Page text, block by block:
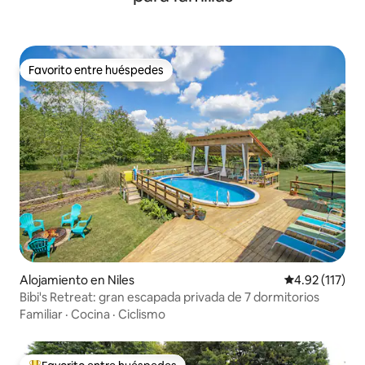
Favorito entre huéspedes
Favorito entre huéspedes
Alojamiento en Niles Calificación
4.92 (117)
Bibi's Retreat: gran escapada privada de 7 dormitorios
Familiar · Cocina · Ciclismo